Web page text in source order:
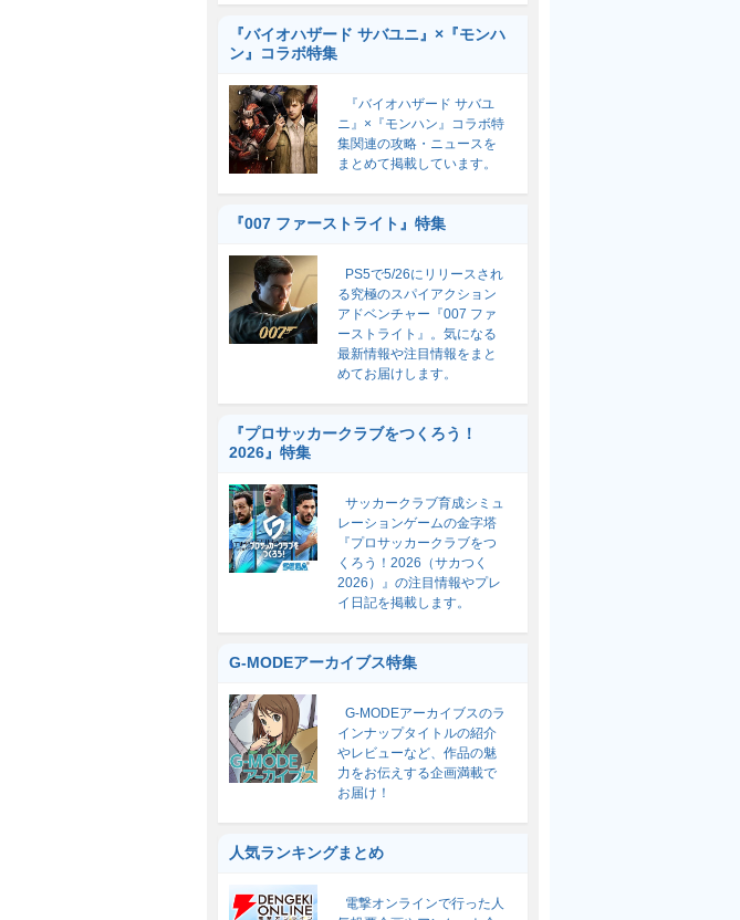
『バイオハザード サバユニ』×『モンハ
ン』コラボ特集
『バイオハザード サバユ
ニ』×『モンハン』コラボ特
集関連の攻略・ニュースを
まとめて掲載しています。
『007 ファーストライト』特集
PS5で5/26にリリースされ
る究極のスパイアクション
アドベンチャー『007 ファ
ーストライト』。気になる
最新情報や注目情報をまと
めてお届けします。
『プロサッカークラブをつくろう！
2026』特集
サッカークラブ育成シミュ
レーションゲームの金字塔
『プロサッカークラブをつ
くろう！2026（サカつく
2026）』の注目情報やプレ
イ日記を掲載します。
G-MODEアーカイブス特集
G-MODEアーカイブスのラ
インナップタイトルの紹介
やレビューなど、作品の魅
力をお伝えする企画満載で
お届け！
人気ランキングまとめ
電撃オンラインで行った人